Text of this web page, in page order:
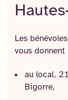
Les
vous donnent
au local,
Bigorre,